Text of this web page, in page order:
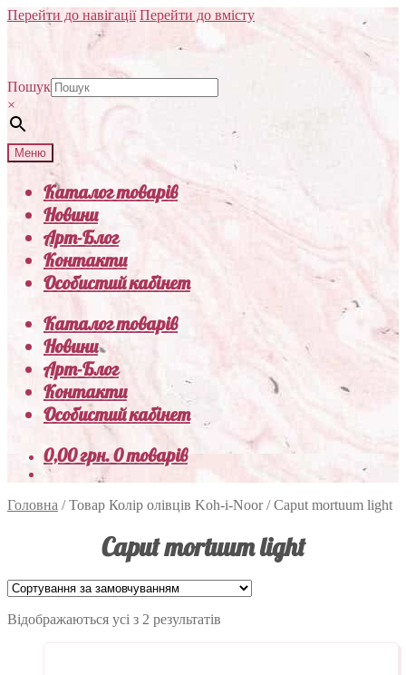
Перейти до навігації Перейти до вмісту
Пошук
×
Меню
Каталог товарів
Новини
Арт-Блог
Контакти
Особистий кабінет
Каталог товарів
Новини
Арт-Блог
Контакти
Особистий кабінет
0,00грн.0 товарів
Головна /Товар Колір олівців Koh-i-Noor/Caput mortuum light
Caput mortuum light
Відображаються усі з 2 результатів